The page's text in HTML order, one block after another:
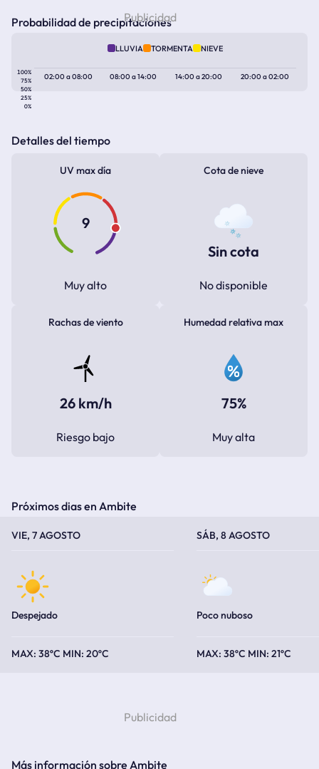
Probabilidad de precipitaciones
LLUVIA TORMENTA NIEVE
100%
75%
50%
25%
0%
02:00a08:00 08:00a14:00 14:00a20:00 20:00a02:00
Detalles del tiempo
UV max día
9
Muy alto
Cota de nieve
Sin cota
No disponible
Rachas de viento
26 km/h
Riesgo bajo
Humedad relativa max
75%
Muy alta
Próximos dias en Ambite
VIE, 7 AGOSTO
Despejado
38ºC 20ºC
SÁB, 8 AGOSTO
Poco nuboso
38ºC 21ºC
Más información sobre Ambite